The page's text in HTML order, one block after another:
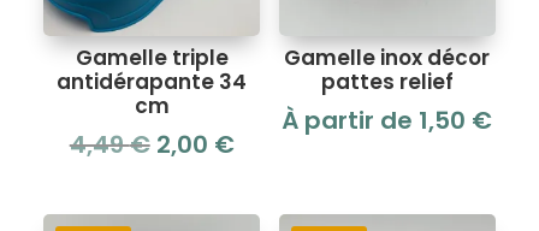
Gamelle triple
antidérapante 34
cm
4,49€ Le
initial
2,00 €Le
actuel
Gamelle inox décor
pattes relief
À partir de 1,50 €